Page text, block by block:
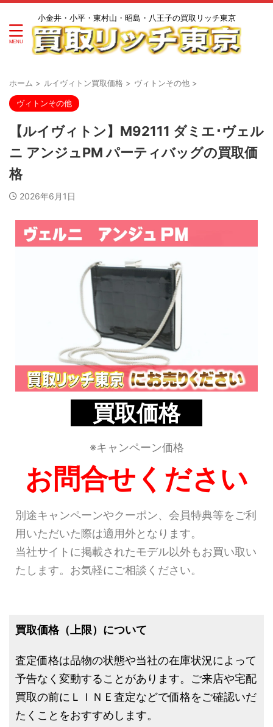
小金井・小平・東村山・昭島・八王子の買取リッチ東京
ホーム > ルイヴィトン買取価格 > ヴィトンその他 >
ヴィトンその他
【ルイヴィトン】M92111 ダミエ･ヴェル
ニ アンジュPM パーティバッグの買取価
格
2026年6月1日
買取価格
※キャンペーン価格
お問合せください
別途キャンペーンやクーポン、会員特典等をご利
用いただいた際は適用外となります。
当社サイトに掲載されたモデル以外もお買い取い
たします。お気軽にご相談ください。
買取価格（上限）について
査定価格は品物の状態や当社の在庫状況によって
予告なく変動することがあります。ご来店や宅配
買取の前にＬＩＮＥ査定などで価格をご確認いだ
たくことをおすすめします。